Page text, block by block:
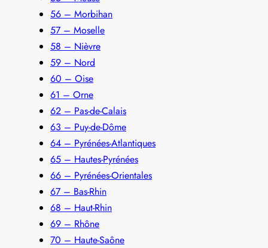
56 – Morbihan
57 – Moselle
58 – Nièvre
59 – Nord
60 – Oise
61 – Orne
62 – Pas-de-Calais
63 – Puy-de-Dôme
64 – Pyrénées-Atlantiques
65 – Hautes-Pyrénées
66 – Pyrénées-Orientales
67 – Bas-Rhin
68 – Haut-Rhin
69 – Rhône
70 – Haute-Saône